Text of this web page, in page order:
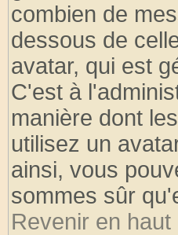
combien de
dessous de
avatar, qui est
C'est à
manière dont
utilisez un
ainsi, vous
sommes sûr
Revenir en haut